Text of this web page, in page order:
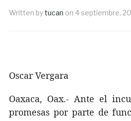
Written bytucan on 4 septiembre,
Oscar Vergara
Oaxaca, Oax.- Ante el
promesas por parte de